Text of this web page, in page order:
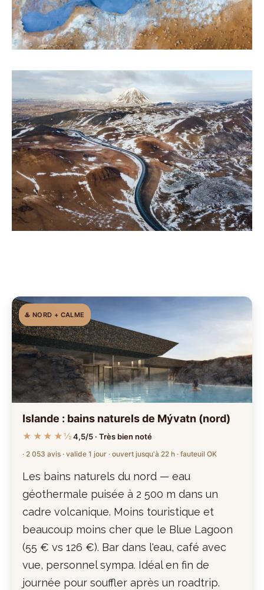
♨️ NORD + CALME
Islande : bains naturels de Mývatn (nord)
★★★★½4,5/5 · Très bien noté
· 2 053 avis · valide 1 jour · ouvert jusqu'à 22 h · fauteuil OK
Les bains naturels du nord — eau
géothermale puisée à 2 500 m dans un
cadre volcanique. Moins touristique et
beaucoup moins cher que le Blue Lagoon
(55 € vs 126 €). Bar dans l'eau, café avec
vue, personnel sympa. Idéal en fin de
journée pour souffler après un roadtrip.